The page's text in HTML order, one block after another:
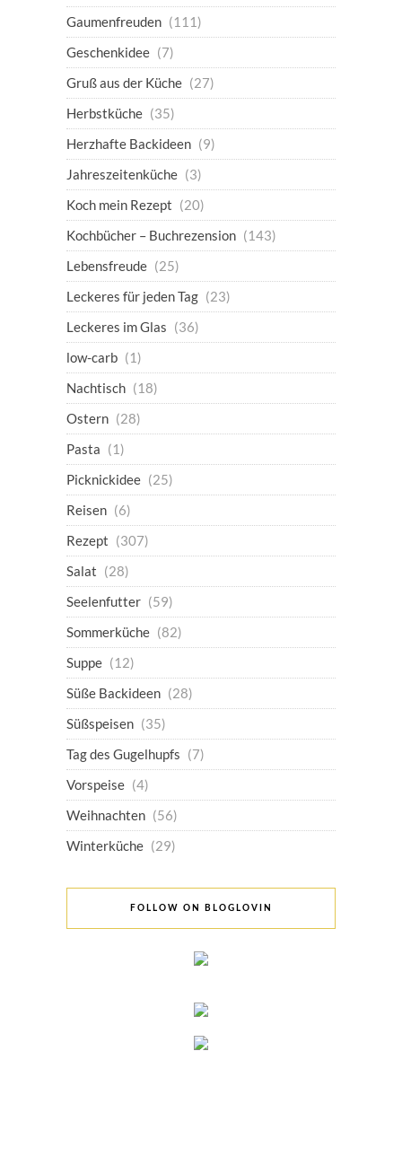
Gaumenfreuden (111)
Geschenkidee (7)
Gruß aus der Küche (27)
Herbstküche (35)
Herzhafte Backideen (9)
Jahreszeitenküche (3)
Koch mein Rezept (20)
Kochbücher – Buchrezension (143)
Lebensfreude (25)
Leckeres für jeden Tag (23)
Leckeres im Glas (36)
low-carb (1)
Nachtisch (18)
Ostern (28)
Pasta (1)
Picknickidee (25)
Reisen (6)
Rezept (307)
Salat (28)
Seelenfutter (59)
Sommerküche (82)
Suppe (12)
Süße Backideen (28)
Süßspeisen (35)
Tag des Gugelhupfs (7)
Vorspeise (4)
Weihnachten (56)
Winterküche (29)
FOLLOW ON BLOGLOVIN